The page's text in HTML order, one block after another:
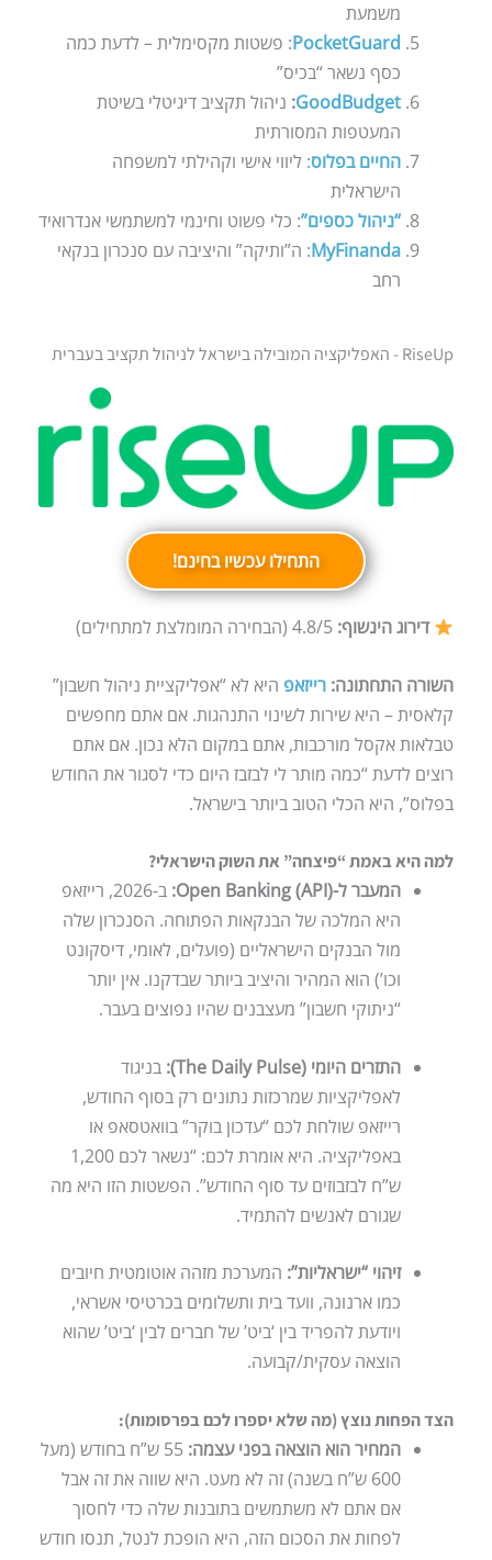
משמעת
PocketGuard: פשטות מקסימלית – לדעת כמה
כסף נשאר “בכיס”
GoodBudget
: ניהול תקציב דיגיטלי בשיטת
המעטפות המסורתית
החיים בפלוס: ליווי אישי וקהילתי למשפחה
הישראלית
“ניהול כספים”: כלי פשוט וחינמי למשתמשי אנדרואיד
MyFinanda: ה”ותיקה” והיציבה עם סנכרון בנקאי
רחב
RiseUp - האפליקציה המובילה בישראל לניהול תקציב בעברית
התחילו עכשיו בחינם!
דירוג הינשוף:
השורה התחתונה: רייזאפ היא לא “אפליקציית ניהול חשבון”
קלאסית – היא שירות לשינוי התנהגות. אם אתם מחפשים
טבלאות אקסל מורכבות, אתם במקום הלא נכון. אם אתם
רוצים לדעת “כמה מותר לי לבזבז היום כדי לסגור את החודש
בפלוס”, היא הכלי הטוב ביותר בישראל.
למה היא באמת “פיצחה” את השוק הישראלי?
המעבר ל-Open Banking (API):
ב-2026, רייזאפ
היא המלכה של הבנקאות הפתוחה. הסנכרון שלה
מול הבנקים הישראליים (פועלים, לאומי, דיסקונט
וכו’) הוא המהיר והיציב ביותר שבדקנו. אין יותר
“ניתוקי חשבון” מעצבנים שהיו נפוצים בעבר.
התזרים היומי (The Daily Pulse):
בניגוד
לאפליקציות שמרכזות נתונים רק בסוף החודש,
רייזאפ שולחת לכם “עדכון בוקר” בוואטסאפ או
באפליקציה. היא אומרת לכם: “נשאר לכם 1,200
ש”ח לבזבוזים עד סוף החודש”. הפשטות הזו היא מה
שגורם לאנשים להתמיד.
זיהוי “ישראליות”: המערכת מזהה אוטומטית חיובים
כמו ארנונה, וועד בית ותשלומים בכרטיסי אשראי,
ויודעת להפריד בין ‘ביט’ של חברים לבין ‘ביט’ שהוא
הוצאה עסקית/קבועה.
הצד הפחות נוצץ (מה שלא יספרו לכם בפרסומות):
המחיר הוא הוצאה בפני עצמה:
55 ש”ח בחודש (מעל
600 ש”ח בשנה) זה לא מעט. היא שווה את זה אבל
אם אתם לא משתמשים בתובנות שלה כדי לחסוך
לפחות את הסכום הזה, היא הופכת לנטל, תנסו חודש